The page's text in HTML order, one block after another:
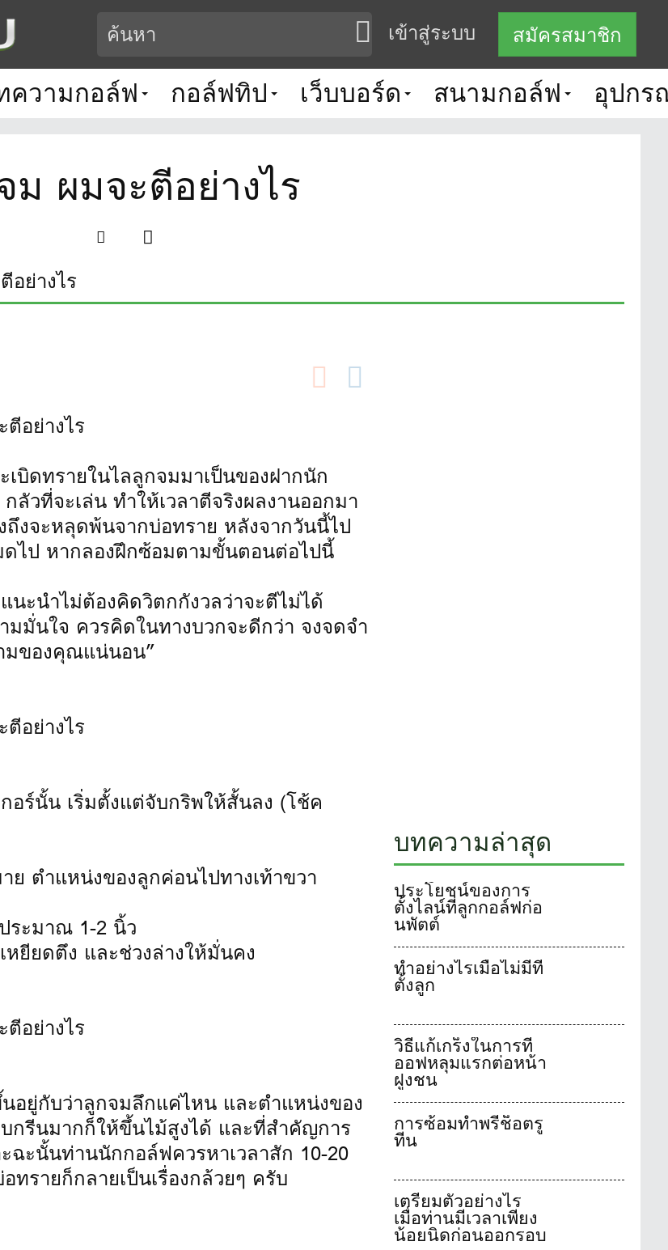
เข้าสู่ระบบ สมัครสมาชิก
ความกอล์ฟ กอล์ฟทิป เว็บบอร์ด สนามกอล์ฟ อุปก
ม ผมจะตีอย่างไร
อย่างไร
อย่างไร
บิดทรายในไลลูกจมมาเป็นของฝากนัก
วที่จะเล่น ทำให้เวลาตีจริงผลงานออกมา
งจะหลุดพ้นจากบ่อทราย หลังจากวันนี้ไป
ไป หากลองฝึกซ้อมตามขั้นตอนต่อไปนี้
นะนำไม่ต้องคิดวิตกกังวลว่าจะตีไม่ได้
มั่นใจ ควรคิดในทางบวกจะดีกว่า จงจดจำ
มของคุณแน่นอน”
อย่างไร
อร์นั้น เริ่มตั้งแต่จับกริพให้สั้นลง (โช้ค
ย ตำแหน่งของลูกค่อนไปทางเท้าขวา
ระมาณ 1-2 นิ้ว
ยียดตึง และช่วงล่างให้มั่นคง
อย่างไร
อยู่กับว่าลูกจมลึกแค่ไหน และตำแหน่งของ
กรีนมากก็ให้ขึ้นไม้สูงได้ และที่สำคัญการ
ฉะนั้นท่านนักกอล์ฟควรหาเวลาสัก 10-20
รายก็กลายเป็นเรื่องกล้วยๆ ครับ
บทความล่าสุด
ประโยชน์ของการ
ตั้งไลน์ที่ลูกกอล์ฟก่อ
นพัตต์
ทำอย่างไรเมื่อไม่มีที
ตั้งลูก
วิธีแก้เกร็งในการที
ออฟหลุมแรกต่อหน้า
ฝูงชน
การซ้อมทำพรีช็อตรู
ทีน
เตรียมตัวอย่างไร
เมื่อท่านมีเวลาเพียง
น้อยนิดก่อนออกรอบ